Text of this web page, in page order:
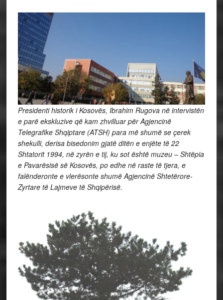
Presidenti historik i Kosovës, Ibrahim Rugova në intervistën
e parë ekskluzive që kam zhvilluar për Agjencinë
Telegrafike Shqiptare (ATSH) para më shumë se çerek
shekulli, derisa bisedonim gjatë ditën e enjëte të 22
Shtatorit 1994, në zyrën e tij, ku sot është muzeu – Shtëpia
e Pavarësisë së Kosovës, po edhe në raste të tjera, e
falënderonte e vlerësonte shumë Agjencinë Shtetërore-
Zyrtare të Lajmeve të Shqipërisë.